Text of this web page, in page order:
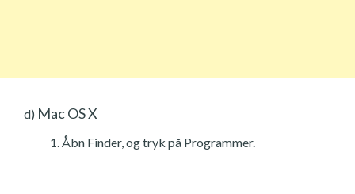
d) Mac OS X
Åbn Finder, og tryk på Programmer.